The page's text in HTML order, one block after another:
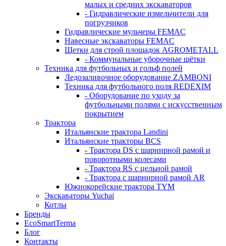
малых и средних экскаваторов
- Гидравлические измельчители для
погрузчиков
Гидравлические мульчеры FEMAC
Навесные экскаваторы FEMAC
Щетки для строй площадок AGROMETALL
- Коммунальные уборочные щётки
Техника для футбольных и гольф полей
Ледозаливочное оборудование ZAMBONI
Техника для футбольного поля REDEXIM
- Оборудование по уходу за
футбольными полями с искусственным
покрытием
Трактора
Итальянские трактора Landini
Итальянские тракторы BCS
- Трактора DS с шарнирной рамой и
поворотными колесами
- Трактора RS с цельной рамой
- Трактора с шарнирной рамой AR
Южнокорейские трактора TYM
Экскаваторы Yuchai
Котлы
Бренды
EcoSmartTerma
Блог
Контакты